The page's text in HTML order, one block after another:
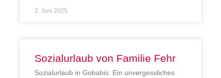
2. Juni 2025
Sozialurlaub von Familie Fehr
Sozialurlaub in Gobabis: Ein unvergessliches